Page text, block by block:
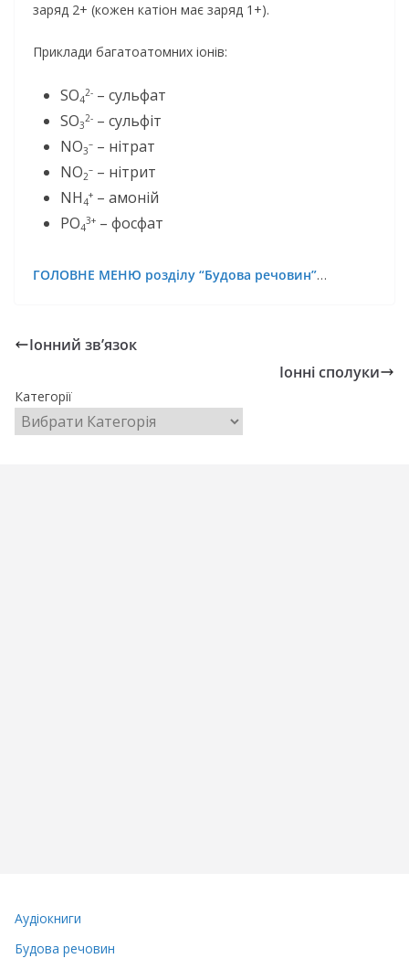
заряд 2+ (кожен катіон має заряд 1+).
Приклади багатоатомних іонів:
SO4
2- – сульфат
SO3
2- – сульфіт
NO3
– – нітрат
NO2
– – нітрит
NH4
+ – амоній
PO4
3+ – фосфат
ГОЛОВНЕ МЕНЮ розділу “Будова речовин”…
Іонний зв’язок
Іонні сполуки
Категорії
Аудіокниги
Будова речовин